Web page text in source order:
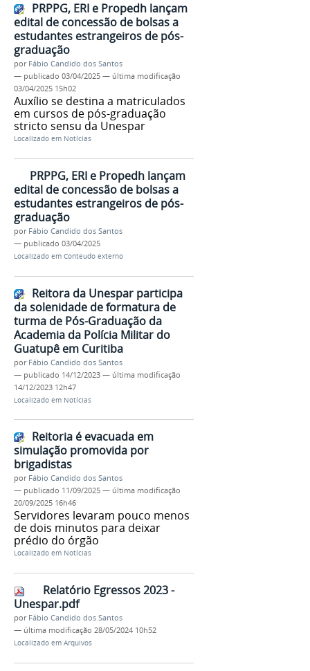
PRPPG, ERI e Propedh lançam
edital de concessão de bolsas a
estudantes estrangeiros de pós-
graduação
por Fábio Candido dos Santos
— publicado 03/04/2025 — última modificação
03/04/2025 15h02
Auxílio se destina a matriculados
em cursos de pós-graduação
stricto sensu da Unespar
Localizado em Notícias
PRPPG, ERI e Propedh lançam
edital de concessão de bolsas a
estudantes estrangeiros de pós-
graduação
por Fábio Candido dos Santos
— publicado 03/04/2025
Localizado em Conteudo externo
Reitora da Unespar participa
da solenidade de formatura de
turma de Pós-Graduação da
Academia da Polícia Militar do
Guatupê em Curitiba
por Fábio Candido dos Santos
— publicado 14/12/2023 — última modificação
14/12/2023 12h47
Localizado em Notícias
Reitoria é evacuada em
simulação promovida por
brigadistas
por Fábio Candido dos Santos
— publicado 11/09/2025 — última modificação
20/09/2025 16h46
Servidores levaram pouco menos
de dois minutos para deixar
prédio do órgão
Localizado em Notícias
Relatório Egressos 2023 -
Unespar.pdf
por Fábio Candido dos Santos
— última modificação 28/05/2024 10h52
Localizado em Arquivos